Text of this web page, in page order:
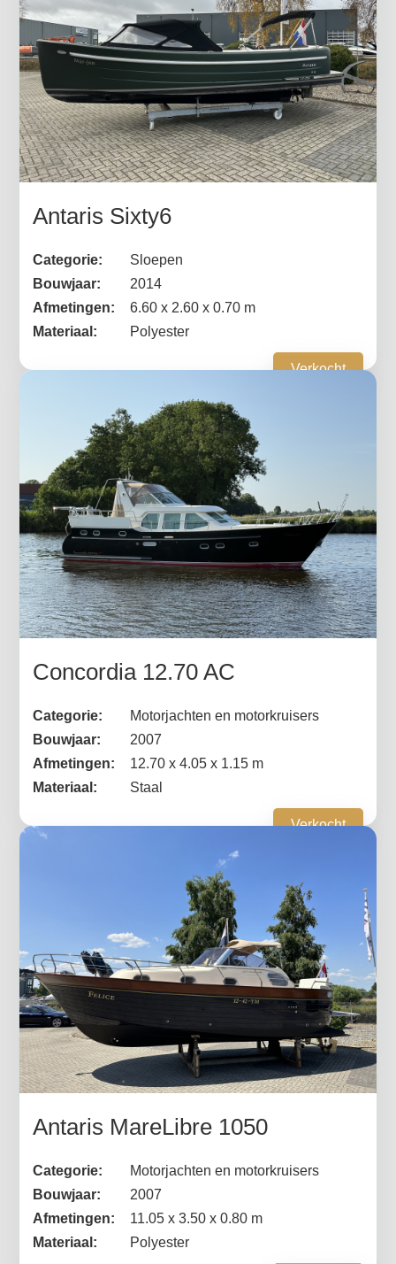
Antaris Sixty6
Categorie:
Sloepen
Bouwjaar:
2014
Afmetingen:
6.60 x 2.60 x 0.70 m
Materiaal:
Polyester
Verkocht
Concordia 12.70 AC
Categorie:
Motorjachten en motorkruisers
Bouwjaar:
2007
Afmetingen:
12.70 x 4.05 x 1.15 m
Materiaal:
Staal
Verkocht
Antaris MareLibre 1050
Categorie:
Motorjachten en motorkruisers
Bouwjaar:
2007
Afmetingen:
11.05 x 3.50 x 0.80 m
Materiaal:
Polyester